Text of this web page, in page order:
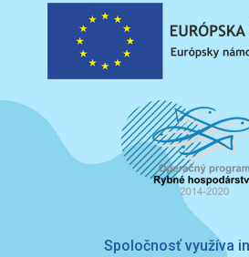
Spoločnosť využíva